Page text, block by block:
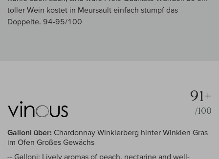
toller Wein kostet in Meursault einfach stumpf das
Doppelte. 94-95/100
91+
/100
Galloni über: Chardonnay Winklerberg hinter Winklen Gras
im Ofen Großes Gewächs
-- Galloni: Lively aromas of peach, nectarine and well-